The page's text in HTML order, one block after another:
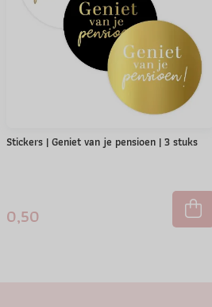
Stickers | Geniet van je pensioen | 3 stuks
0,50